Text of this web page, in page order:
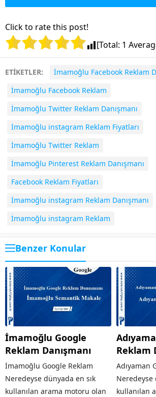
Click to rate this post!
[Total: 1
ETİKETLER:
İmamoğlu Facebook Reklam
İmamoğlu Facebook Reklam
İmamoğlu Twitter Reklam Danışmanı
İmamoğlu instagram Reklam Fiyatları
İmamoğlu Twitter Reklam
İmamoğlu Pinterest Reklam Danışmanı
Facebook Reklam Fiyatları
İmamoğlu instagram Reklam Danışmanı
İmamoğlu instagram Reklam
Benzer Konular
İmamoğlu Google
Reklam Danışmanı
İmamoğlu Google Reklam
Neredeyse dünyada en sık
kullanılan arama motoru olan
Reklam
Adıyaman
Neredeyse
kullanılan